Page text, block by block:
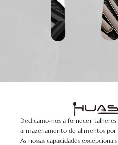
Dedicamo-nos a fornecer
armazenamento de alimentos por
As nossas capacidades